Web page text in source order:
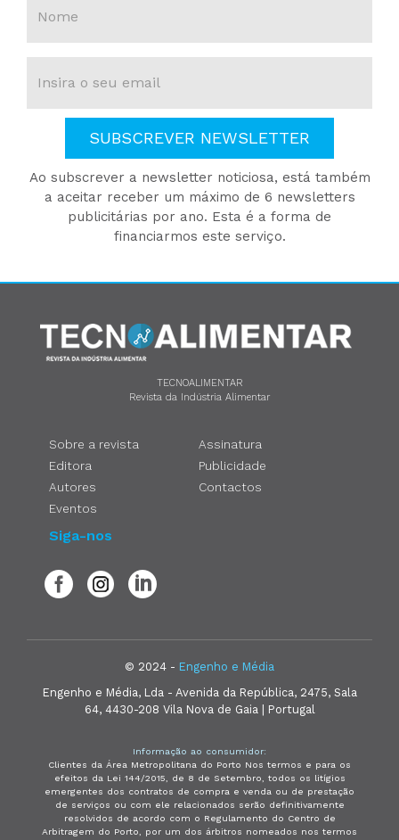
SUBSCREVER NEWSLETTER
Ao subscrever a newsletter noticiosa, está também
a aceitar receber um máximo de 6 newsletters
publicitárias por ano. Esta é a forma de
financiarmos este serviço.
TECNOALIMENTAR
Revista da Indústria Alimentar
Sobre a revista
Editora
Autores
Eventos
Assinatura
Publicidade
Contactos
Siga-nos
© 2024 - Engenho e Média
Engenho e Média, Lda - Avenida da República, 2475, Sala
64, 4430-208 Vila Nova de Gaia | Portugal
Informação ao consumidor:
Clientes da Área Metropolitana do Porto Nos termos e para os
efeitos da Lei 144/2015, de 8 de Setembro, todos os litígios
emergentes dos contratos de compra e venda ou de prestação
de serviços ou com ele relacionados serão definitivamente
resolvidos de acordo com o Regulamento do Centro de
Arbitragem do Porto, por um dos árbitros nomeados nos termos